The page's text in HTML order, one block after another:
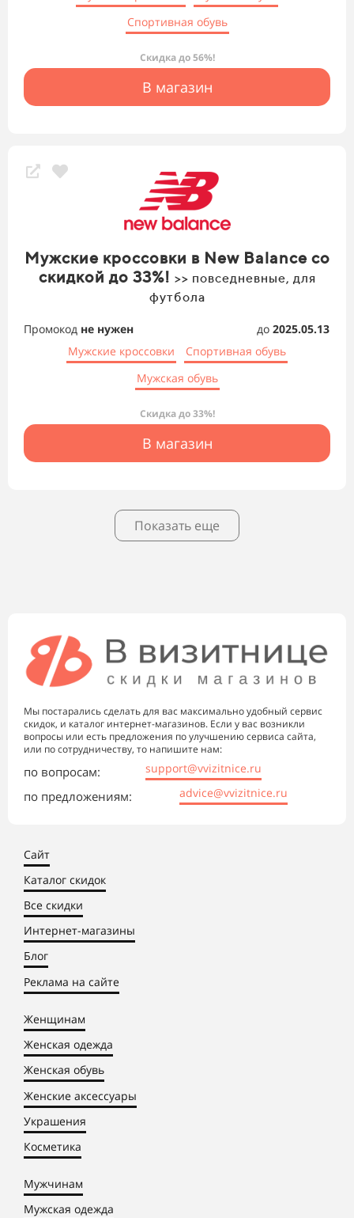
Спортивная обувь
Скидка до 56%!
В магазин
Мужские кроссовки в New Balance со
скидкой до 33%! >> повседневные, для
футбола
Промокод не нужен до 2025.05.13
Мужские кроссовки
Спортивная обувь
Мужская обувь
Скидка до 33%!
В магазин
Показать еще
Мы постарались сделать для вас максимально удобный сервис
скидок, и каталог интернет-магазинов. Если у вас возникли
вопросы или есть предложения по улучшению сервиса сайта,
или по сотрудничеству, то напишите нам:
по вопросам: support@vvizitnice.ru
по предложениям: advice@vvizitnice.ru
Сайт
Каталог скидок
Все скидки
Интернет-магазины
Блог
Реклама на сайте
Женщинам
Женская одежда
Женская обувь
Женские аксессуары
Украшения
Косметика
Мужчинам
Мужская одежда